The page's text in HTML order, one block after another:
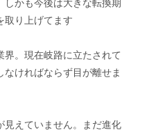
かも今後は大きな転換期
取り上げてます
。現在岐路に立たされて
ければならず目が離せま
えていません。まだ進化